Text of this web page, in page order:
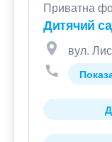
Приватна
Дитячий
вул.